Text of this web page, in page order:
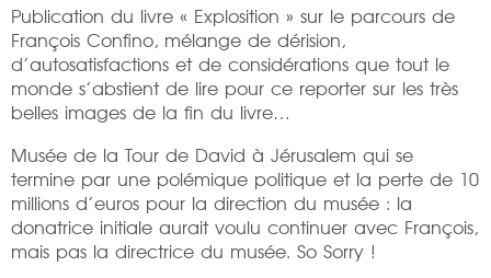
Publication du livre « Explosition » sur le parcours de
François Confino, mélange de dérision,
d’autosatisfactions et de considérations que tout le
monde s’abstient de lire pour ce reporter sur les très
belles images de la fin du livre…
Musée de la Tour de David à Jérusalem qui se
termine par une polémique politique et la perte de 10
millions d’euros pour la direction du musée : la
donatrice initiale aurait voulu continuer avec François,
mais pas la directrice du musée. So Sorry !